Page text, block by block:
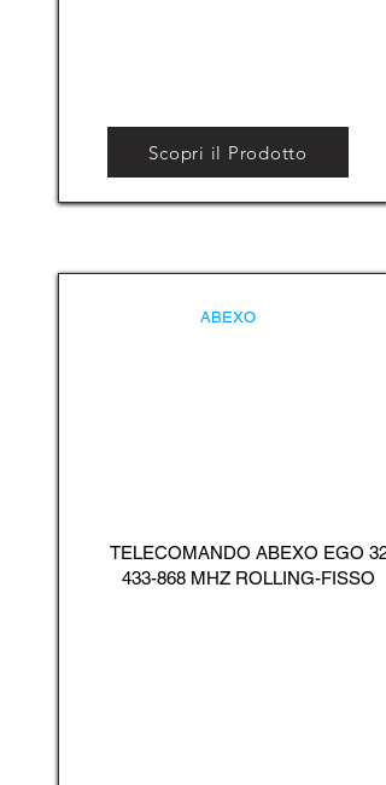
Scopri il Prodotto
ABEXO
TELECOMANDO ABEXO EGO 32
433-868 MHZ ROLLING-FISSO